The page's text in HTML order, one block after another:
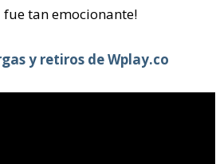
fue tan emocionante!
y retiros de Wplay.co